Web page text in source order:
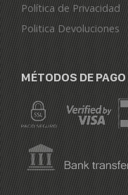
Política de Privacidad
Politica Devoluciones
MÉTODOS DE PAGO